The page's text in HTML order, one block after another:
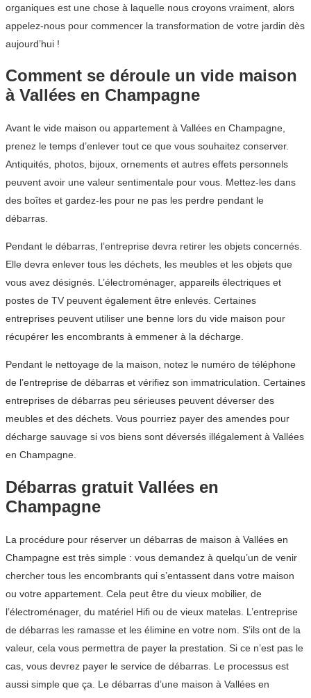
organiques est une chose à laquelle nous croyons vraiment, alors
appelez-nous pour commencer la transformation de votre jardin dès
aujourd’hui !
Comment se déroule un vide maison
à Vallées en Champagne
Avant le vide maison ou appartement à Vallées en Champagne,
prenez le temps d’enlever tout ce que vous souhaitez conserver.
Antiquités, photos, bijoux, ornements et autres effets personnels
peuvent avoir une valeur sentimentale pour vous. Mettez-les dans
des boîtes et gardez-les pour ne pas les perdre pendant le
débarras.
Pendant le débarras, l’entreprise devra retirer les objets concernés.
Elle devra enlever tous les déchets, les meubles et les objets que
vous avez désignés. L’électroménager, appareils électriques et
postes de TV peuvent également être enlevés. Certaines
entreprises peuvent utiliser une benne lors du vide maison pour
récupérer les encombrants à emmener à la décharge.
Pendant le nettoyage de la maison, notez le numéro de téléphone
de l’entreprise de débarras et vérifiez son immatriculation. Certaines
entreprises de débarras peu sérieuses peuvent déverser des
meubles et des déchets. Vous pourriez payer des amendes pour
décharge sauvage si vos biens sont déversés illégalement à Vallées
en Champagne.
Débarras gratuit Vallées en
Champagne
La procédure pour réserver un débarras de maison à Vallées en
Champagne est très simple : vous demandez à quelqu’un de venir
chercher tous les encombrants qui s’entassent dans votre maison
ou votre appartement. Cela peut être du vieux mobilier, de
l’électroménager, du matériel Hifi ou de vieux matelas. L’entreprise
de débarras les ramasse et les élimine en votre nom. S’ils ont de la
valeur, cela vous permettra de payer la prestation. Si ce n’est pas le
cas, vous devrez payer le service de débarras. Le processus est
aussi simple que ça. Le débarras d’une maison à Vallées en